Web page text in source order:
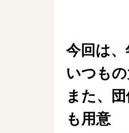
今回は
いつも
また、
も用意